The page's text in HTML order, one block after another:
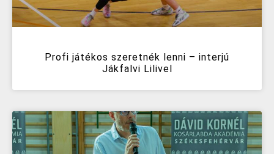
Profi játékos szeretnék lenni – interjú
Jákfalvi Lilivel